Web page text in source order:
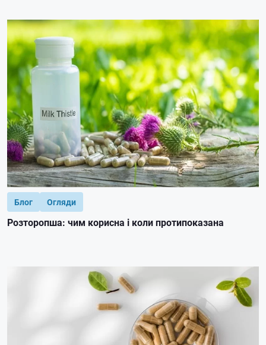
Блог Огляди
Розторопша: чим корисна і коли протипоказана